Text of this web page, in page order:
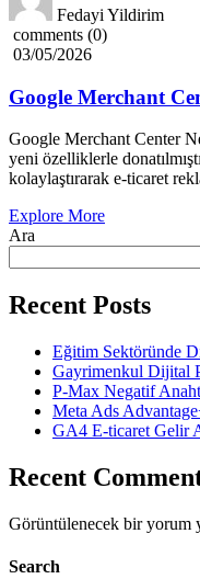
Fedayi Yildirim
comments (0)
03/05/2026
Google Merchant
Google Merchant Center
yeni özelliklerle
kolaylaştırarak e-ticaret
Explore More
Ara
Recent Posts
Eğitim Sektöründe
Gayrimenkul Dijital
P-Max Negatif
Meta Ads
GA4 E-ticaret Gelir
Recent
Görüntülenecek bir yorum
Search